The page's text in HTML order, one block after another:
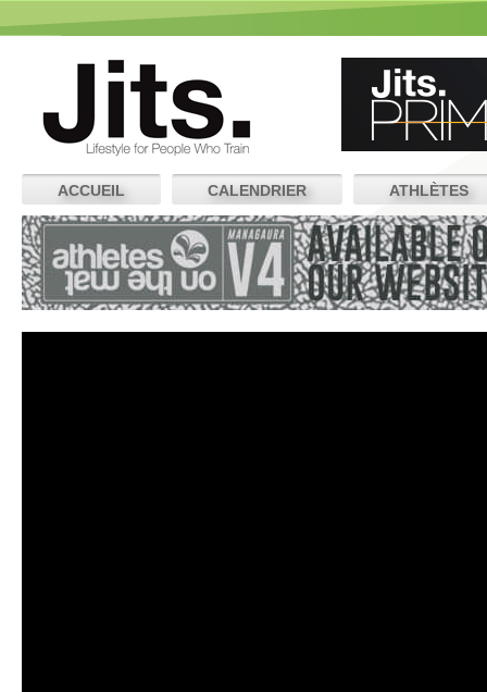
ACCUEIL CALENDRIER ATHLÈTES